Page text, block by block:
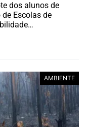
dos alunos de
Escolas de
AMBIENTE